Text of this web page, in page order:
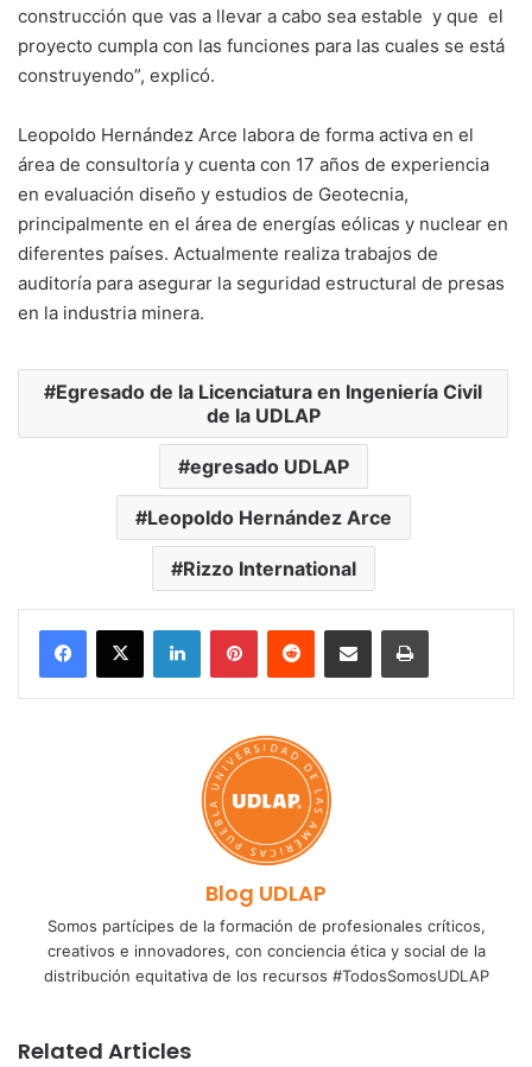
construcción que vas a llevar a cabo sea estable y que el
proyecto cumpla con las funciones para las cuales se está
construyendo”, explicó.
Leopoldo Hernández Arce labora de forma activa en el
área de consultoría y cuenta con 17 años de experiencia
en evaluación diseño y estudios de Geotecnia,
principalmente en el área de energías eólicas y nuclear en
diferentes países. Actualmente realiza trabajos de
auditoría para asegurar la seguridad estructural de presas
en la industria minera.
Egresado de la Licenciatura en Ingeniería Civil
de la UDLAP
egresado UDLAP
Leopoldo Hernández Arce
Rizzo International
LinkedInPinterestReddit Share via Email Print
Blog UDLAP
Somos partícipes de la formación de profesionales críticos,
creativos e innovadores, con conciencia ética y social de la
distribución equitativa de los recursos #TodosSomosUDLAP
Related Articles